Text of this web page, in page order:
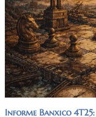
Informe Banxico